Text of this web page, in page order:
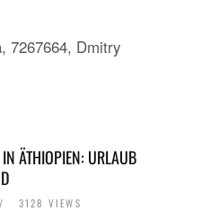
7267664, Dmitry
ÄTHIOPIEN: URLAUB
/ 3128 VIEWS